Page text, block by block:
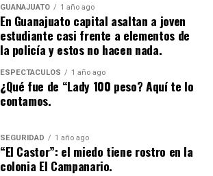
GUANAJUATO 1 año ago
En Guanajuato capital asaltan a joven
estudiante casi frente a elementos de
la policía y estos no hacen nada.
ESPECTÁCULOS 1 año ago
¿Qué fue de “Lady 100 peso? Aquí te lo
contamos.
SEGURIDAD 1 año ago
“El Castor”: el miedo tiene rostro en la
colonia El Campanario.